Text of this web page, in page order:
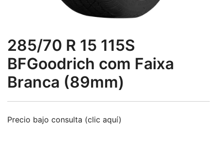
285/70 R 15 115S
BFGoodrich com Faixa
Branca (89mm)
Precio bajo consulta (clic aquí)